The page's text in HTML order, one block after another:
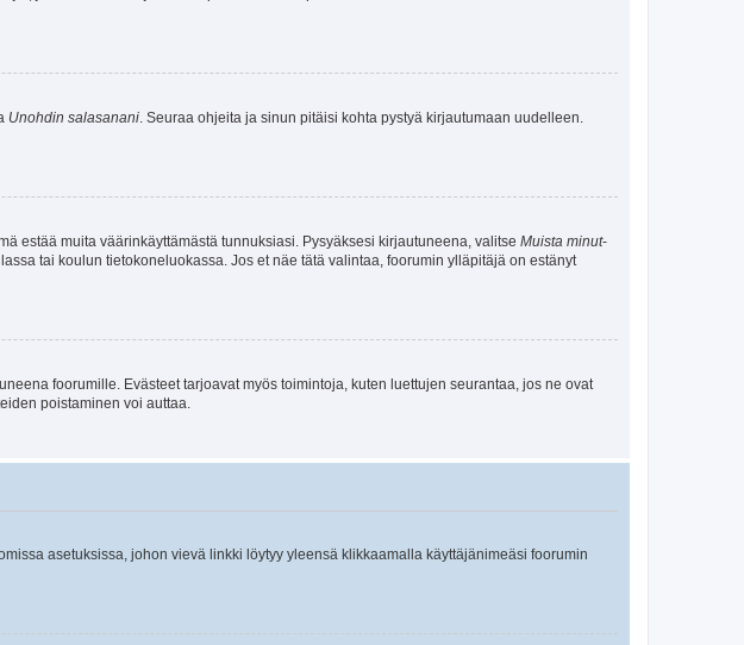
Unohdin salasanani . Seuraa ohjeita ja sinun pitäisi kohta pystyä kirjautumaan uudelleen.
estää muita väärinkäyttämästä tunnuksiasi. Pysyäksesi kirjautuneena, valitse Muista minut-
tai koulun tietokoneluokassa. Jos et näe tätä valintaa, foorumin ylläpitäjä on estänyt
foorumille. Evästeet tarjoavat myös toimintoja, kuten luettujen seurantaa, jos ne ovat
poistaminen voi auttaa.
asetuksissa, johon vievä linkki löytyy yleensä klikkaamalla käyttäjänimeäsi foorumin